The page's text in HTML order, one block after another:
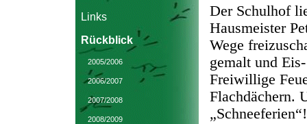
Links
Rückblick
2005/2006
2006/2007
2007/2008
2008/2009
Der Schulhof
Hausmeister
Wege
gemalt und
Freiwillige
Flachdächern.
„Schneeferien“!